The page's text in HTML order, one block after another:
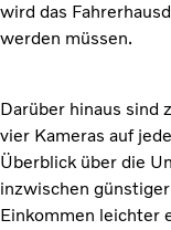
wird das
werden müssen.
Darüber hinaus sind
vier Kameras auf
Überblick über die
inzwischen
Einkommen leichter